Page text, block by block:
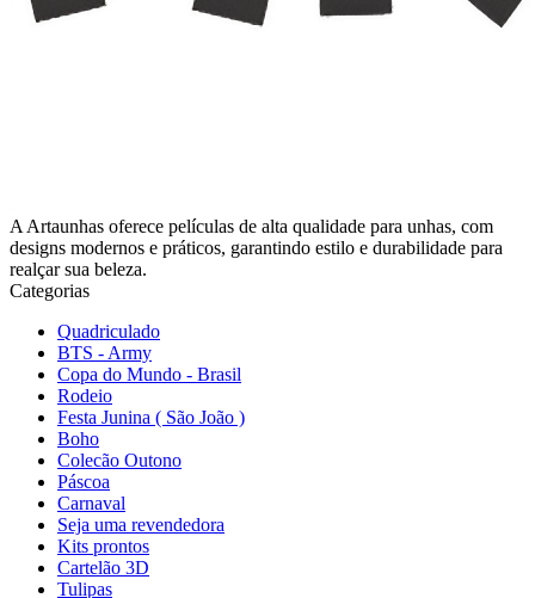
A Artaunhas oferece películas de alta qualidade para unhas, com
designs modernos e práticos, garantindo estilo e durabilidade para
realçar sua beleza.
Categorias
Quadriculado
BTS - Army
Copa do Mundo - Brasil
Rodeio
Festa Junina ( São João )
Boho
Colecão Outono
Páscoa
Carnaval
Seja uma revendedora
Kits prontos
Cartelão 3D
Tulipas